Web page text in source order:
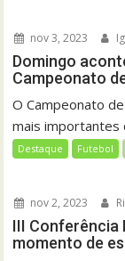
nov 3, 2023
Domingo
Campeonato
O Campeonato
mais importantes
Destaque Futebol
nov 2, 2023
III Conferência
momento de